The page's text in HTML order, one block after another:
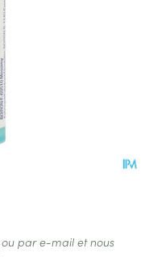
par e-mail et nous